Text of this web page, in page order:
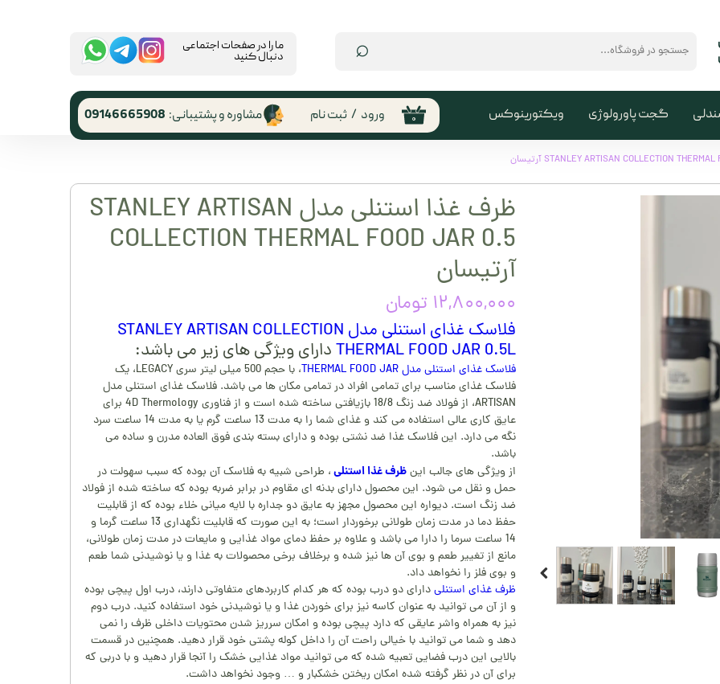
⌕
گجت پاورولوژی ویکتورینوکس ۰ ورود / ثبت نام
حساب کاربری
تغییر گذر واژه
سفارشات
خروج از حساب
مشاوره و پشتیبانی: 09146665908
​ما را در صفحات اجتماعی
دنبال کنید
ظرف غذا استنلی مدل STANLEY ARTISAN
COLLECTION THERMAL FOOD JAR 0.5
آرتیسان
۱۲,۸۰۰,۰۰۰ تومان
فلاسک غذای استنلی مدل STANLEY ARTISAN COLLECTION
THERMAL FOOD JAR 0.5Lدارای ویژگی های زیر می باشد:
فلاسک غذای استنلی مدل THERMAL FOOD JAR
، با حجم 500 میلی لیتر سری LEGACY، یک
فلاسک غذای مناسب برای تمامی افراد در تمامی مکان ها می باشد. فلاسک غذای استنلی مدل
ARTISAN، از فولاد ضد زنگ 18/8 بازیافتی ساخته شده است و از فناوری 4D Thermology برای
عایق کاری عالی استفاده می کند و غذای شما را به مدت 13 ساعت گرم یا به مدت 14 ساعت سرد
نگه می دارد. این فلاسک غذا ضد نشتی بوده و دارای بسته بندی فوق العاده مدرن و ساده می
باشد.
از ویژگی های جالب اینظرف غذا استنلی، طراحی شبیه به فلاسک آن بوده که سبب سهولت در
حمل و نقل می شود. این محصول دارای بدنه ای مقاوم در برابر ضربه بوده که ساخته شده از فولاد
ضد زنگ است. دیواره این محصول مجهز به عایق دو جداره با لایه میانی خلاء بوده که از قابلیت
حفظ دما در مدت زمان طولانی برخوردار است؛ به این صورت که قابلیت نگهداری 13 ساعت گرما و
14 ساعت سرما را دارا می باشد و علاوه بر حفظ دمای مواد غذایی و مایعات در مدت زمان طولانی،
مانع از تغییر طعم و بوی آن ها نیز شده و برخلاف برخی محصولات به غذا و یا نوشیدنی شما طعم
و بوی فلز را نخواهد داد.
ظرف غذای استنلیدارای دو درب بوده که هر کدام کاربردهای متفاوتی دارند، درب اول پیچی بوده
و از آن می توانید به عنوان کاسه نیز برای خوردن غذا و یا نوشیدنی خود استفاده کنید. درب دوم
نیز به همراه واشر عایقی که دارد پیچی بوده و امکان سرریز شدن محتویات داخلی ظرف را نمی
دهد و شما می توانید با خیالی راحت آن را داخل کوله پشتی خود قرار دهید. همچنین در قسمت
بالایی این درب فضایی تعبیه شده که می توانید مواد غذایی خشک را آنجا قرار دهید و با دربی که
برای آن در نظر گرفته شده امکان ریختن خشکبار و … وجود نخواهد داشت.